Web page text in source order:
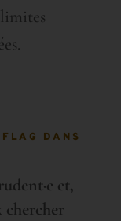
DANS
et,
chercher